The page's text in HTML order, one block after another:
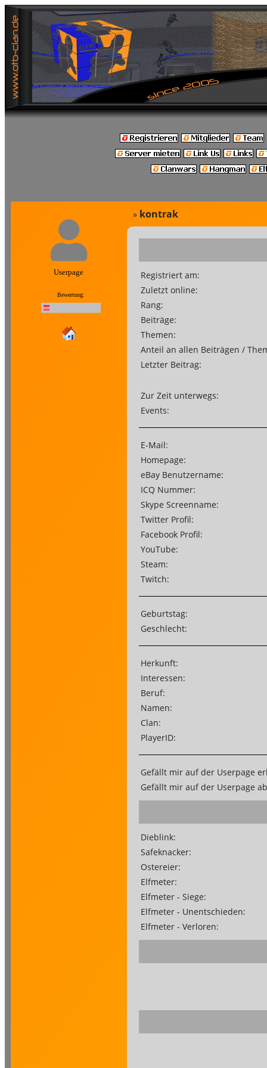
Userpage
Bewertung:
» kontrak
Registriert am:
Zuletzt online:
Rang:
Beiträge:
Themen:
Anteil an allen Beiträgen /
Letzter Beitrag:
Zur Zeit unterwegs:
Events:
E-Mail:
Homepage:
eBay Benutzername:
ICQ Nummer:
Skype Screenname:
Twitter Profil:
Facebook Profil:
YouTube:
Steam:
Twitch:
Geburtstag:
Geschlecht:
Herkunft:
Interessen:
Beruf:
Namen:
Clan:
PlayerID:
Gefällt mir auf der Userpage
Gefällt mir auf der Userpage
Dieblink:
Safeknacker:
Ostereier:
Elfmeter:
Elfmeter - Siege:
Elfmeter - Unentschieden:
Elfmeter - Verloren: